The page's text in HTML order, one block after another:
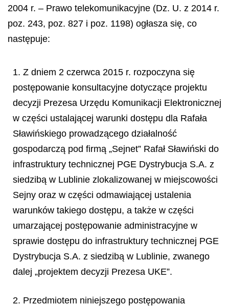
2004 r. – Prawo telekomunikacyjne (Dz. U. z 2014 r.
poz. 243, poz. 827 i poz. 1198) ogłasza się, co
następuje:
1. Z dniem 2 czerwca 2015 r. rozpoczyna się
postępowanie konsultacyjne dotyczące projektu
decyzji Prezesa Urzędu Komunikacji Elektronicznej
w części ustalającej warunki dostępu dla Rafała
Sławińskiego prowadzącego działalność
gospodarczą pod firmą „Sejnet” Rafał Sławiński do
infrastruktury technicznej PGE Dystrybucja S.A. z
siedzibą w Lublinie zlokalizowanej w miejscowości
Sejny oraz w części odmawiającej ustalenia
warunków takiego dostępu, a także w części
umarzającej postępowanie administracyjne w
sprawie dostępu do infrastruktury technicznej PGE
Dystrybucja S.A. z siedzibą w Lublinie, zwanego
dalej „projektem decyzji Prezesa UKE”.
2. Przedmiotem niniejszego postępowania